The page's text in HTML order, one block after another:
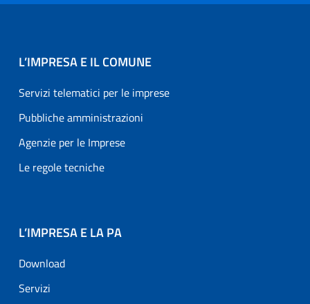
L’IMPRESA E IL COMUNE
Servizi telematici per le imprese
Pubbliche amministrazioni
Agenzie per le Imprese
Le regole tecniche
L’IMPRESA E LA PA
Download
Servizi